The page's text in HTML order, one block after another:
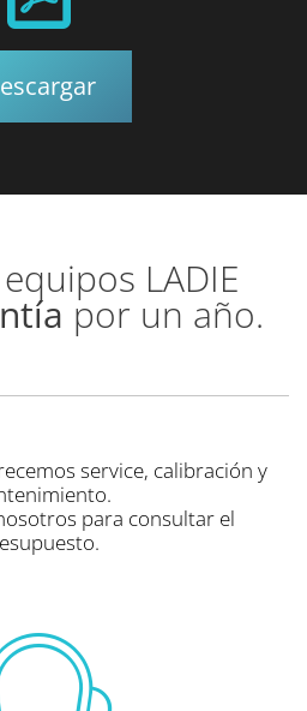
LADIE
por un año.
service, calibración y
para consultar el